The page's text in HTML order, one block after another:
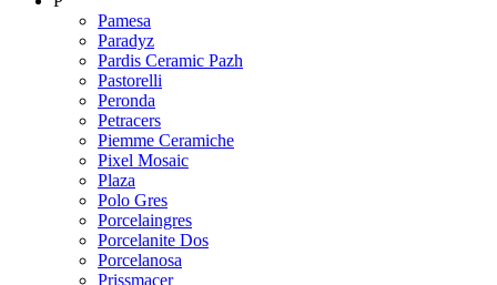
Pamesa
Paradyz
Pardis Ceramic Pazh
Pastorelli
Peronda
Petracers
Piemme Ceramiche
Pixel Mosaic
Plaza
Polo Gres
Porcelaingres
Porcelanite Dos
Porcelanosa
Prissmacer